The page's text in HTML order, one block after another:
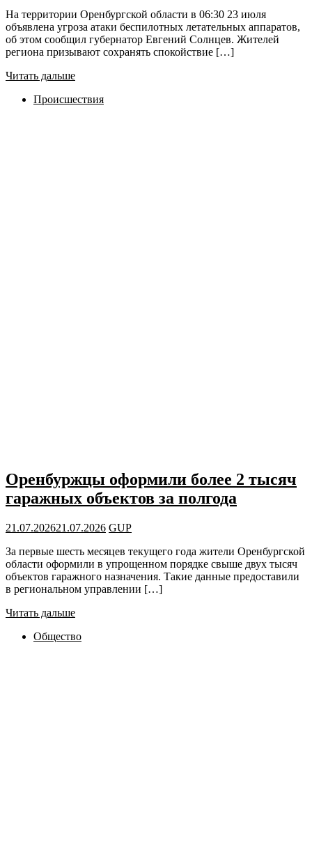
На территории Оренбургской области в 06:30 23 июля
объявлена угроза атаки беспилотных летательных аппаратов,
об этом сообщил губернатор Евгений Солнцев. Жителей
региона призывают сохранять спокойствие […]
Читать дальше
Происшествия
Оренбуржцы оформили более 2 тысяч
гаражных объектов за полгода
21.07.202621.07.2026 GUP
За первые шесть месяцев текущего года жители Оренбургской
области оформили в упрощенном порядке свыше двух тысяч
объектов гаражного назначения. Такие данные предоставили
в региональном управлении […]
Читать дальше
Общество